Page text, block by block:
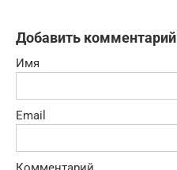
Добавить комментарий
Имя
Email